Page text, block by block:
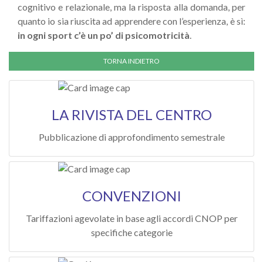
cognitivo e relazionale, ma la risposta alla domanda, per
quanto io sia riuscita ad apprendere con l’esperienza, è sì:
in ogni sport c’è un po’ di psicomotricità.
LA RIVISTA DEL CENTRO
Pubblicazione di approfondimento semestrale
CONVENZIONI
Tariffazioni agevolate in base agli accordi CNOP per
specifiche categorie